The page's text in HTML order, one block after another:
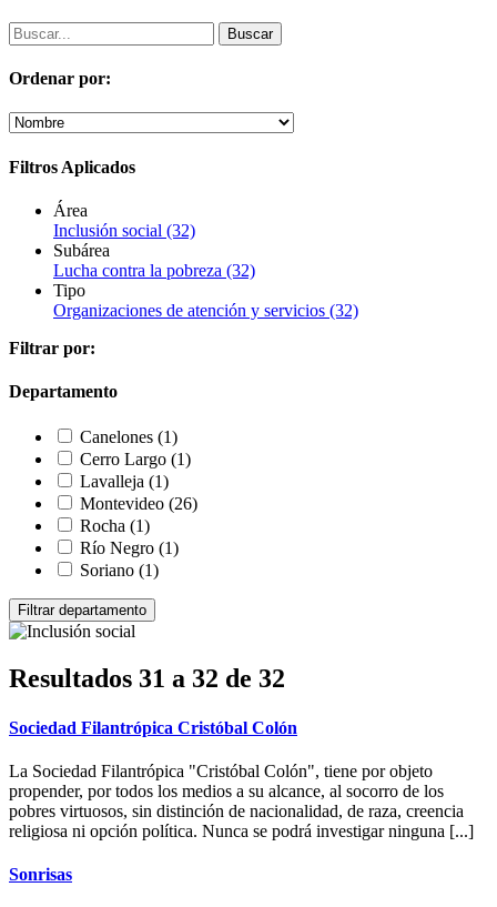
Ordenar por:
Filtros Aplicados
Área
Inclusión social (32)
Subárea
Lucha contra la pobreza (32)
Tipo
Organizaciones de atención y servicios (32)
Filtrar por:
Departamento
Canelones (1)
Cerro Largo (1)
Lavalleja (1)
Montevideo (26)
Rocha (1)
Río Negro (1)
Soriano (1)
Resultados 31 a 32 de 32
Sociedad Filantrópica Cristóbal Colón
La Sociedad Filantrópica "Cristóbal Colón", tiene por objeto
propender, por todos los medios a su alcance, al socorro de los
pobres virtuosos, sin distinción de nacionalidad, de raza, creencia
religiosa ni opción política. Nunca se podrá investigar ninguna [...]
Sonrisas